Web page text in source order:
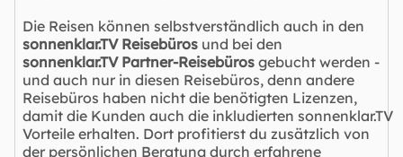
Die Reisen können selbstverständlich auch in den
sonnenklar.TV Reisebüros und bei den
sonnenklar.TV Partner-Reisebüros gebucht werden -
und auch nur in diesen Reisebüros, denn andere
Reisebüros haben nicht die benötigten Lizenzen,
damit die Kunden auch die inkludierten sonnenklar.TV
Vorteile erhalten. Dort profitierst du zusätzlich von
der persönlichen Beratung durch erfahrene